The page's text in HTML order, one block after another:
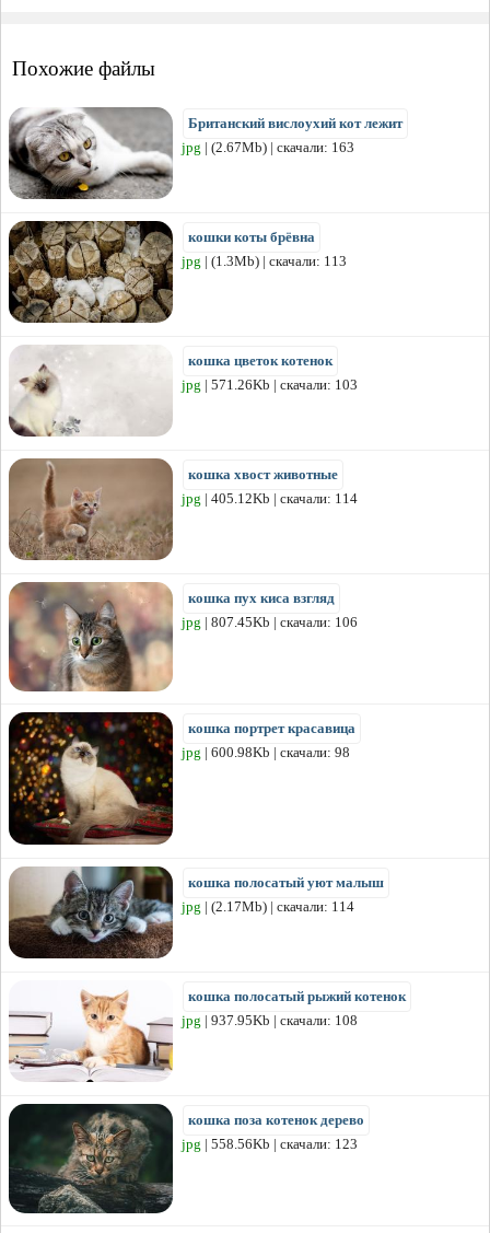
Похожие файлы
Британский вислоухий кот лежит
jpg | (2.67Mb) | скачали: 163
кошки коты брёвна
jpg | (1.3Mb) | скачали: 113
кошка цветок котенок
jpg | 571.26Kb | скачали: 103
кошка хвост животные
jpg | 405.12Kb | скачали: 114
кошка пух киса взгляд
jpg | 807.45Kb | скачали: 106
кошка портрет красавица
jpg | 600.98Kb | скачали: 98
кошка полосатый уют малыш
jpg | (2.17Mb) | скачали: 114
кошка полосатый рыжий котенок
jpg | 937.95Kb | скачали: 108
кошка поза котенок дерево
jpg | 558.56Kb | скачали: 123